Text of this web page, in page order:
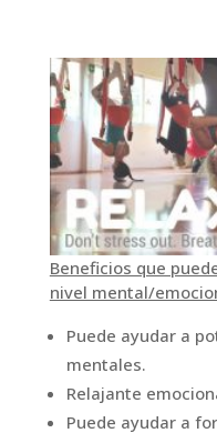
Beneficios que
nivel mental/
Puede ayudar a
mentales.
Relajante
Puede ayudar a